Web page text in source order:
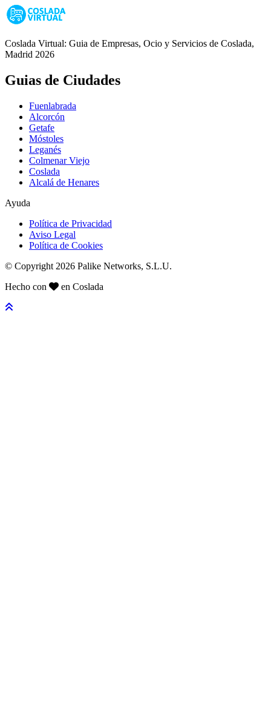
Coslada Virtual: Guia de Empresas, Ocio y Servicios de Coslada,
Madrid 2026
Guias de Ciudades
Fuenlabrada
Alcorcón
Getafe
Móstoles
Leganés
Colmenar Viejo
Coslada
Alcalá de Henares
Ayuda
Política de Privacidad
Aviso Legal
Política de Cookies
© Copyright 2026 Palike Networks, S.L.U.
Hecho con
en Coslada